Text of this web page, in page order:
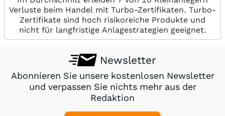
Verluste beim Handel mit Turbo-Zertifikaten. Turbo-
Zertifikate sind hoch risikoreiche Produkte und
nicht für langfristige Anlagestrategien geeignet.
Newsletter
Abonnieren Sie unsere kostenlosen Newsletter
und verpassen Sie nichts mehr aus der
Redaktion